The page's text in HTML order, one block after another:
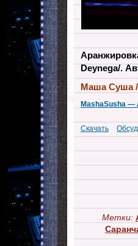
Deynega/. А
Маша Суша /
MashaSusha —
Скачать
Метки: